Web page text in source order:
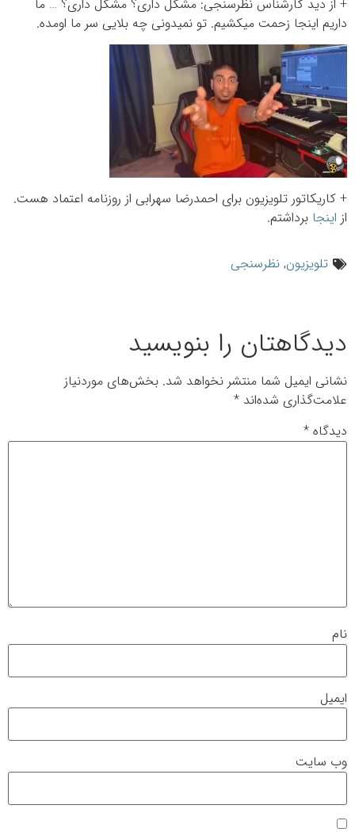
+ از دید کارشناس نظرسنجی: مشکل داری؟ مشکل داری؟ … ما
داریم اینجا زحمت میکشیم. تو نمیدونی چه بلایی سر ما اومده.
+ کاریکاتور تلویزیون برای احمدرضا سهرابی از روزنامه اعتماد هست.
از اینجا برداشتم.
تلویزیون, نظرسنجی
دیدگاهتان را بنویسید
نشانی ایمیل شما منتشر نخواهد شد. بخش‌های موردنیاز
علامت‌گذاری شده‌اند *
دیدگاه *
نام
ایمیل
وب‌ سایت